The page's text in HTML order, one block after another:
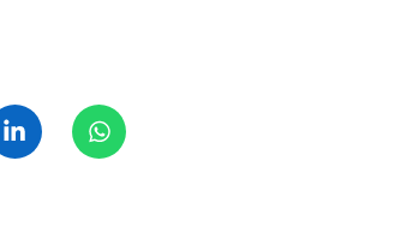
Jaa LinkedInJaa WhatsApp